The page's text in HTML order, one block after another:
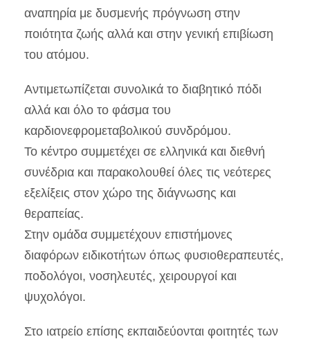
αναπηρία με δυσμενής πρόγνωση στην
ποιότητα ζωής αλλά και στην γενική επιβίωση
του ατόμου.
Αντιμετωπίζεται συνολικά το διαβητικό πόδι
αλλά και όλο το φάσμα του
καρδιονεφρομεταβολικού συνδρόμου.
Το κέντρο συμμετέχει σε ελληνικά και διεθνή
συνέδρια και παρακολουθεί όλες τις νεότερες
εξελίξεις στον χώρο της διάγνωσης και
θεραπείας.
Στην ομάδα συμμετέχουν επιστήμονες
διαφόρων ειδικοτήτων όπως φυσιοθεραπευτές,
ποδολόγοι, νοσηλευτές, χειρουργοί και
ψυχολόγοι.
Στο ιατρείο επίσης εκπαιδεύονται φοιτητές των